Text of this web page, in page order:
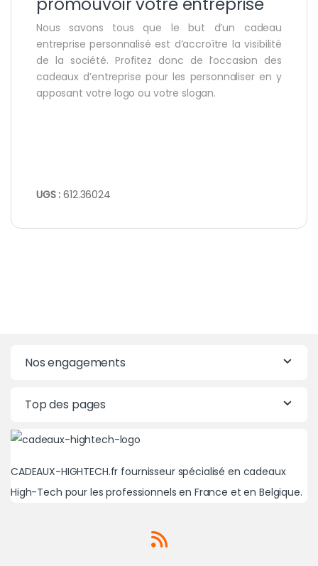
Nous savons tous que le but d’un cadeau
entreprise personnalisé est d’accroître la visibilité
de la société. Profitez donc de l’occasion des
cadeaux d’entreprise pour les personnaliser en y
apposant votre logo ou votre slogan.
UGS :612.36024
Nos engagements
Top des pages
CADEAUX-HIGHTECH.fr fournisseur spécialisé en cadeaux
High-Tech pour les professionnels en France et en Belgique.